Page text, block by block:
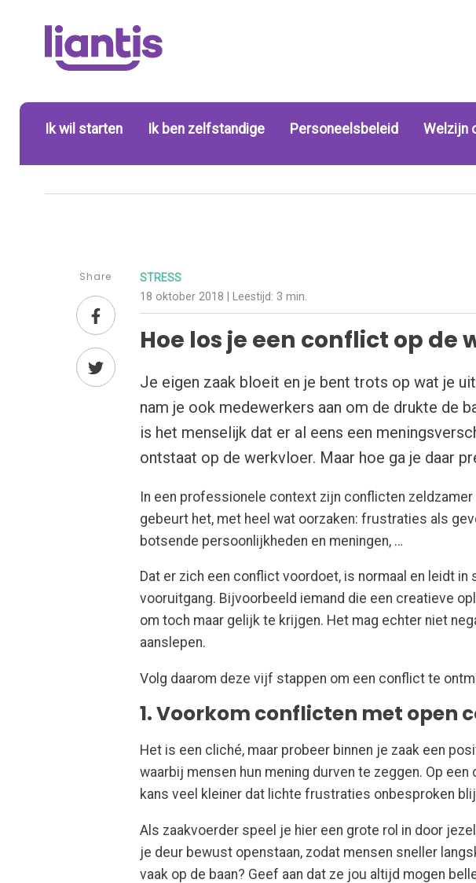
Ik wil starten Ik ben zelfstandige Personeelsbeleid Welzijn
Share STRESS
18 oktober 2018 | Leestijd: 3 min.
Hoe los je een conflict op de
Je eigen zaak bloeit en je bent trots op wat je
nam je ook medewerkers aan om de drukte de
is het menselijk dat er al eens een
ontstaat op de werkvloer. Maar hoe ga je daar
In een professionele context zijn conflicten
gebeurt het, met heel wat oorzaken: frustraties als
botsende persoonlijkheden en meningen, …
Dat er zich een conflict voordoet, is normaal en leidt
vooruitgang. Bijvoorbeeld iemand die een creatieve
om toch maar gelijk te krijgen. Het mag echter niet
aanslepen.
Volg daarom deze vijf stappen om een conflict te
1. Voorkom conflicten met open
Het is een cliché, maar probeer binnen je zaak een
waarbij mensen hun mening durven te zeggen. Op
kans veel kleiner dat lichte frustraties onbesproken
Als zaakvoerder speel je hier een grote rol in door
je deur bewust openstaan, zodat mensen sneller
vaak op de baan? Geef aan dat ze jou altijd mogen